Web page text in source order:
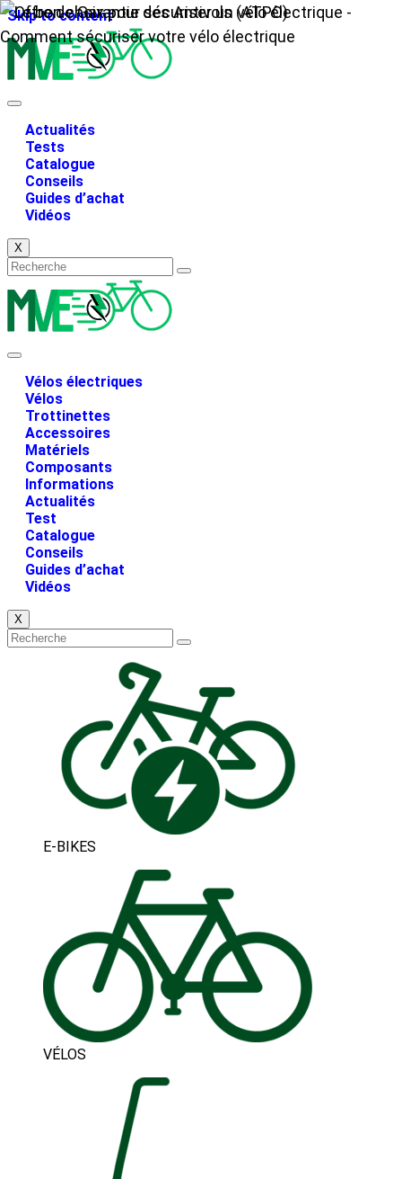
Skip to content
Actualités
Tests
Catalogue
Conseils
Guides d’achat
Vidéos
X
Vélos électriques
Vélos
Trottinettes
Accessoires
Matériels
Composants
Informations
Actualités
Test
Catalogue
Conseils
Guides d’achat
Vidéos
X
E-BIKES
VÉLOS